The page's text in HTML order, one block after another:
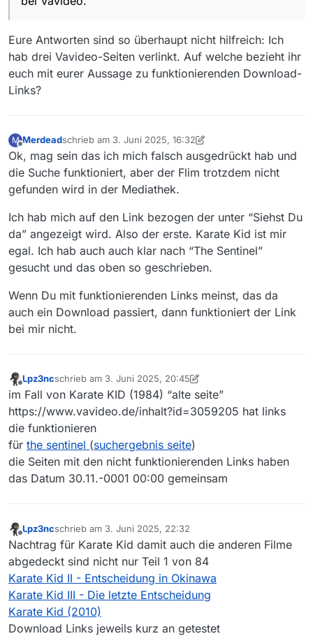
Eure Antworten sind so überhaupt nicht hilfreich: Ich
hab drei Vavideo-Seiten verlinkt. Auf welche bezieht ihr
euch mit eurer Aussage zu funktionierenden Download-
Links?
M Merdeadschrieb am 3. Juni 2025, 16:32
zuletzt editiert von Merdead6. März 2025, 18:34
Ok, mag sein das ich mich falsch ausgedrückt hab und
die Suche funktioniert, aber der Flim trotzdem nicht
gefunden wird in der Mediathek.
Ich hab mich auf den Link bezogen der unter “Siehst Du
da” angezeigt wird. Also der erste. Karate Kid ist mir
egal. Ich hab auch auch klar nach “The Sentinel”
gesucht und das oben so geschrieben.
Wenn Du mit funktionierenden Links meinst, das da
auch ein Download passiert, dann funktioniert der Link
bei mir nicht.
Offline
Lpz3ncschrieb am 3. Juni 2025, 20:45
zuletzt editiert von Lpz3nc6. März 2025, 22:56
im Fall von Karate KID (1984) “alte seite”
https://www.vavideo.de/inhalt?id=3059205 hat links
die funktionieren
für the sentinel (suchergebnis seite)
die Seiten mit den nicht funktionierenden Links haben
das Datum 30.11.-0001 00:00 gemeinsam
Offline
Lpz3ncschrieb am 3. Juni 2025, 22:32
zuletzt editiert von
Nachtrag für Karate Kid damit auch die anderen Filme
abgedeckt sind nicht nur Teil 1 von 84
Karate Kid II - Entscheidung in Okinawa
Karate Kid III - Die letzte Entscheidung
Karate Kid (2010)
Download Links jeweils kurz an getestet